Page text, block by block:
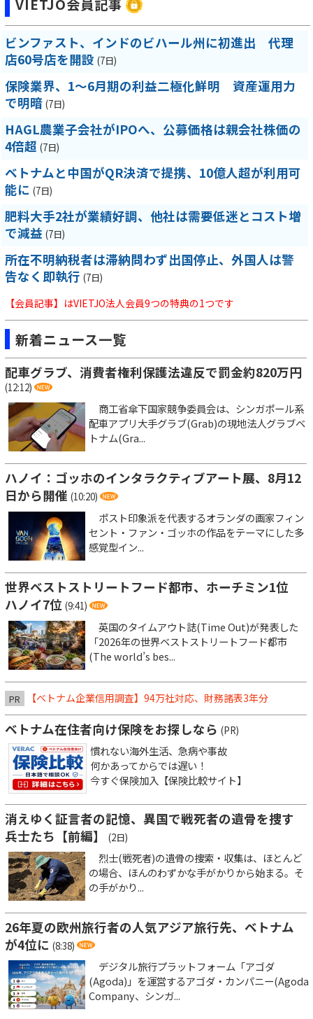
VIETJO会員記事
ビンファスト、インドのビハール州に初進出 代理
店60号店を開設 (7日)
保険業界、1～6月期の利益二極化鮮明 資産運用力
で明暗 (7日)
HAGL農業子会社がIPOへ、公募価格は親会社株価の
4倍超 (7日)
ベトナムと中国がQR決済で提携、10億人超が利用可
能に (7日)
肥料大手2社が業績好調、他社は需要低迷とコスト増
で減益 (7日)
所在不明納税者は滞納問わず出国停止、外国人は警
告なく即執行 (7日)
【会員記事】はVIETJO法人会員9つの特典の1つです
新着ニュース一覧
配車グラブ、消費者権利保護法違反で罰金約820万円
(12:12)
商工省傘下国家競争委員会は、シンガポール系
配車アプリ大手グラブ(Grab)の現地法人グラブベ
トナム(Gra...
ハノイ：ゴッホのインタラクティブアート展、8月12
日から開催 (10:20)
ポスト印象派を代表するオランダの画家フィン
セント・ファン・ゴッホの作品をテーマにした多
感覚型イン...
世界ベストストリートフード都市、ホーチミン1位
ハノイ7位 (9:41)
英国のタイムアウト誌(Time Out)が発表した
「2026年の世界ベストストリートフード都市
(The world’s bes...
PR 【ベトナム企業信用調査】94万社対応、財務諸表3年分
ベトナム在住者向け保険をお探しなら (PR)
慣れない海外生活、急病や事故
何かあってからでは遅い！
今すぐ保険加入【保険比較サイト】
消えゆく証言者の記憶、異国で戦死者の遺骨を捜す
兵士たち【前編】
(2日)
烈士(戦死者)の遺骨の捜索・収集は、ほとんど
の場合、ほんのわずかな手がかりから始まる。そ
の手がかり...
26年夏の欧州旅行者の人気アジア旅行先、ベトナム
が4位に (8:38)
デジタル旅行プラットフォーム「アゴダ
(Agoda)」を運営するアゴダ・カンパニー(Agoda
Company、シンガ...